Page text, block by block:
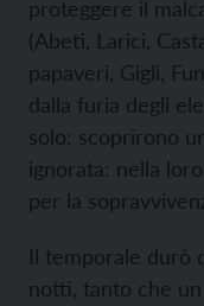
proteggere il
(Abeti, Larici,
papaveri, Gigli,
dalla furia degli
solo: scoprirono
ignorata: nella
per la
Il temporale durò
notti, tanto che